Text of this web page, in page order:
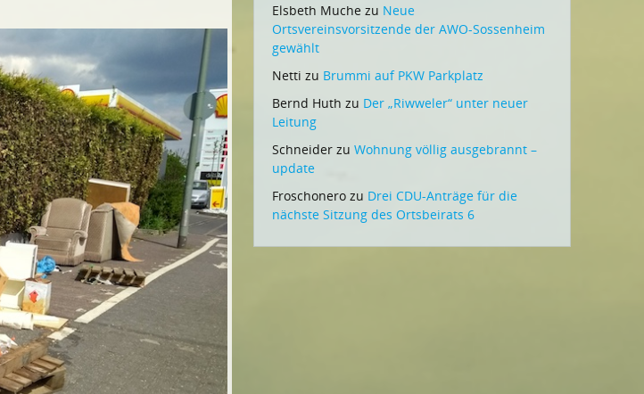
Elsbeth Muche zu Neue
Ortsvereinsvorsitzende der AWO-Sossenheim
gewählt
Netti zu Brummi auf PKW Parkplatz
Bernd Huth zu Der „Riwweler“ unter neuer
Leitung
Schneider zu Wohnung völlig ausgebrannt –
update
Froschonero zu Drei CDU-Anträge für die
nächste Sitzung des Ortsbeirats 6